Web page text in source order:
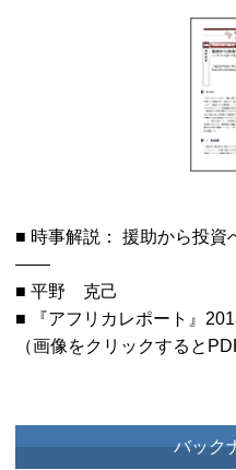
■ 時事解説： 援助から投
——
■ 平野 克己
■ 『アフリカレポート』
（画像をクリックすると
バック